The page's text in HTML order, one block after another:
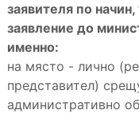
заявителя по
заявление до
именно:
на място - лично
представител)
административно